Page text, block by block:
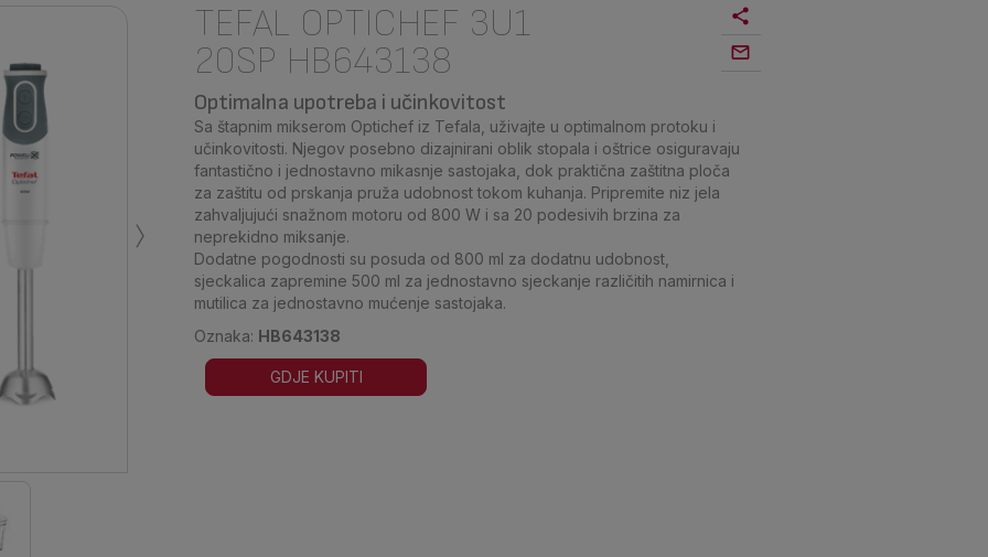
›
TEFAL OPTICHEF 3U1
20SP HB643138
Optimalna upotreba i učinkovitost
Sa štapnim mikserom Optichef iz Tefala, uživajte u optimalnom protoku i
učinkovitosti. Njegov posebno dizajnirani oblik stopala i oštrice osiguravaju
fantastično i jednostavno mikasnje sastojaka, dok praktična zaštitna ploča
za zaštitu od prskanja pruža udobnost tokom kuhanja. Pripremite niz jela
zahvaljujući snažnom motoru od 800 W i sa 20 podesivih brzina za
neprekidno miksanje.
Dodatne pogodnosti su posuda od 800 ml za dodatnu udobnost,
sjeckalica zapremine 500 ml za jednostavno sjeckanje različitih namirnica i
mutilica za jednostavno mućenje sastojaka.
Oznaka: HB643138
GDJE KUPITI